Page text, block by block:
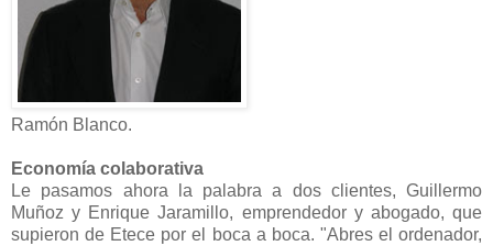
Ramón Blanco.
Economía colaborativa
Le pasamos ahora la palabra a dos clientes, Guillermo
Muñoz y Enrique Jaramillo, emprendedor y abogado, que
supieron de Etece por el boca a boca. "Abres el ordenador,